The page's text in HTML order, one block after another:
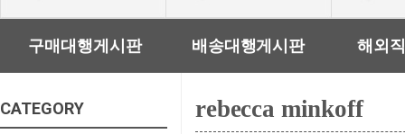
구매대행게시판 배송대행게시판 해외
CATEGORY rebecca minkoff